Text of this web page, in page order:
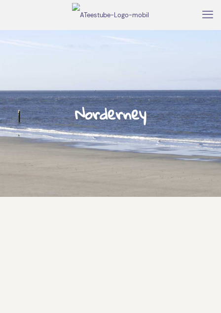
Norderney